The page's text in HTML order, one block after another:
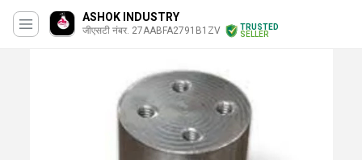
ASHOK INDUSTRY
जीएसटी नंबर. 27AABFA2791B1ZV
TRUSTED
SELLER